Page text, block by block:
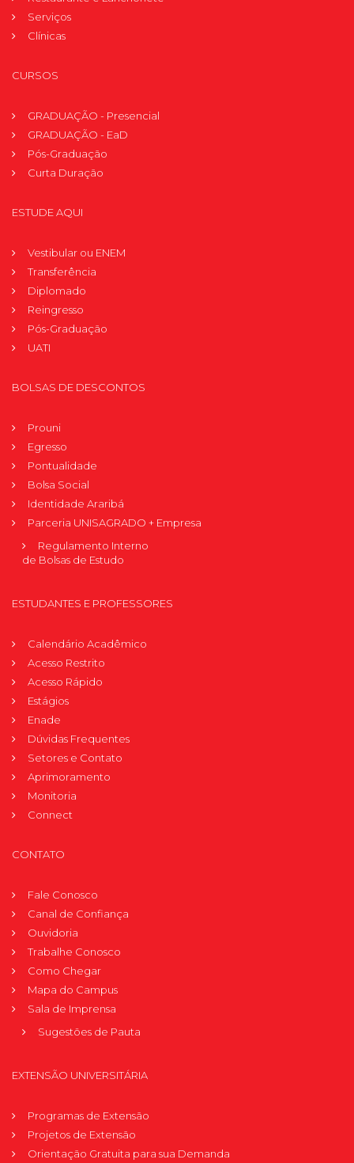
Serviços
Clínicas
CURSOS
GRADUAÇÃO - Presencial
GRADUAÇÃO - EaD
Pós-Graduação
Curta Duração
ESTUDE AQUI
Vestibular ou ENEM
Transferência
Diplomado
Reingresso
Pós-Graduação
UATI
BOLSAS DE DESCONTOS
Prouni
Egresso
Pontualidade
Bolsa Social
Identidade Araribá
Parceria UNISAGRADO + Empresa
Regulamento Interno
de Bolsas de Estudo
ESTUDANTES E PROFESSORES
Calendário Acadêmico
Acesso Restrito
Acesso Rápido
Estágios
Enade
Dúvidas Frequentes
Setores e Contato
Aprimoramento
Monitoria
Connect
CONTATO
Fale Conosco
Canal de Confiança
Ouvidoria
Trabalhe Conosco
Como Chegar
Mapa do Campus
Sala de Imprensa
Sugestões de Pauta
EXTENSÃO UNIVERSITÁRIA
Programas de Extensão
Projetos de Extensão
Orientação Gratuita para sua Demanda